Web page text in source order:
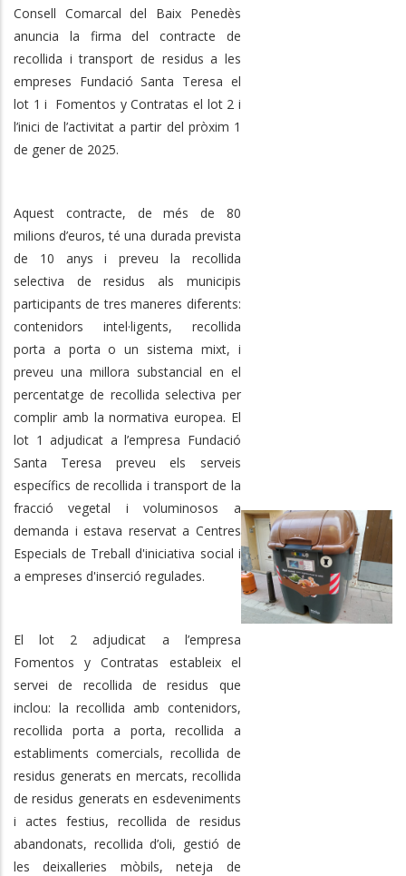
Consell Comarcal del Baix Penedès
anuncia la firma del contracte de
recollida i transport de residus a les
empreses Fundació Santa Teresa el
lot 1 i Fomentos y Contratas el lot 2 i
l’inici de l’activitat a partir del pròxim 1
de gener de 2025.
Aquest contracte, de més de 80
milions d’euros, té una durada prevista
de 10 anys i preveu la recollida
selectiva de residus als municipis
participants de tres maneres diferents:
contenidors intel·ligents, recollida
porta a porta o un sistema mixt, i
preveu una millora substancial en el
percentatge de recollida selectiva per
complir amb la normativa europea. El
lot 1 adjudicat a l’empresa Fundació
Santa Teresa preveu els serveis
específics de recollida i transport de la
fracció vegetal i voluminosos a
demanda i estava reservat a Centres
Especials de Treball d'iniciativa social i
a empreses d'inserció regulades.
El lot 2 adjudicat a l’empresa
Fomentos y Contratas estableix el
servei de recollida de residus que
inclou: la recollida amb contenidors,
recollida porta a porta, recollida a
establiments comercials, recollida de
residus generats en mercats, recollida
de residus generats en esdeveniments
i actes festius, recollida de residus
abandonats, recollida d’oli, gestió de
les deixalleries mòbils, neteja de